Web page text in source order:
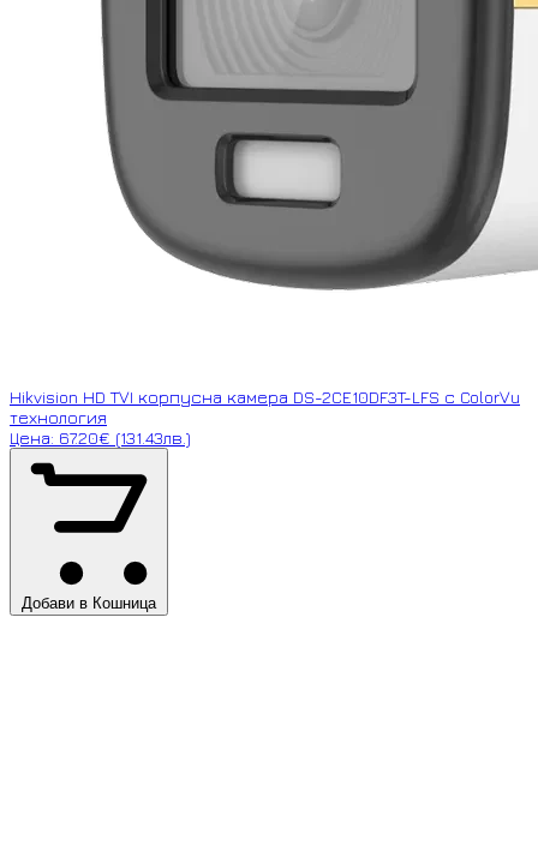
Hikvision HD TVI корпусна камера DS-2CE10DF3T-LFS с ColorVu
технология
Цена: 67.20€ (131.43лв.)
Добави в Кошница